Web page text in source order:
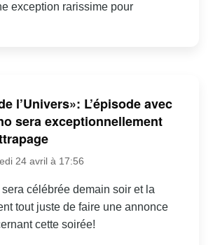
exception rarissime pour
l’Univers»: L’épisode avec
sera exceptionnellement
24 avril à 17:56
célébrée demain soir et la
tout juste de faire une annonce
cette soirée!